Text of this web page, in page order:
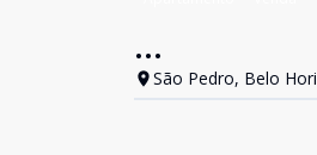
...
São Pedro, Belo